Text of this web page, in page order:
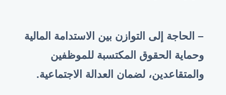
– الحاجة إلى التوازن بين الاستدامة المالية
وحماية الحقوق المكتسبة للموظفين
والمتقاعدين، لضمان العدالة الاجتماعية.